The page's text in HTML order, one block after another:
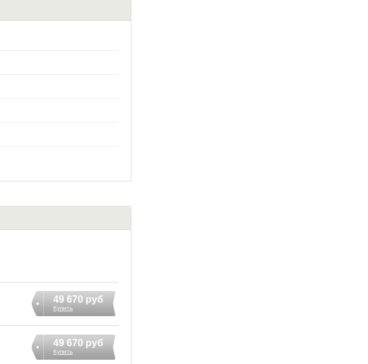
49 670 руб
Купить
49 670 руб
Купить